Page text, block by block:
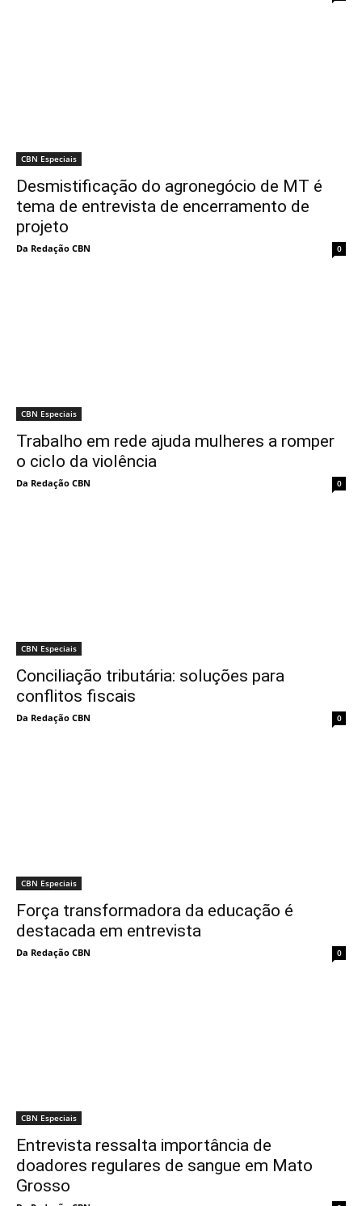
CBN Especiais
Desmistificação do agronegócio de MT é
tema de entrevista de encerramento de
projeto
Da Redação CBN 0
CBN Especiais
Trabalho em rede ajuda mulheres a romper
o ciclo da violência
Da Redação CBN 0
CBN Especiais
Conciliação tributária: soluções para
conflitos fiscais
Da Redação CBN 0
CBN Especiais
Força transformadora da educação é
destacada em entrevista
Da Redação CBN 0
CBN Especiais
Entrevista ressalta importância de
doadores regulares de sangue em Mato
Grosso